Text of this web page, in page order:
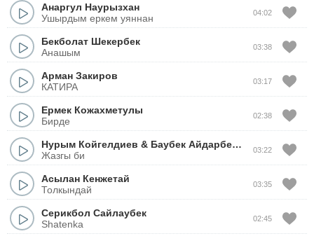
Анаргул Наурызхан
Ушырдым еркем уяннан
04:02
Бекболат Шекербек
Анашым
03:38
Арман Закиров
КАТИРА
03:17
Ермек Кожахметулы
Бирде
02:38
Нурым Койгелдиев & Баубек Айдарбеков
Жазгы би
03:22
Асылан Кенжетай
Толкындай
03:35
Серикбол Сайлаубек
Shatenka
02:45